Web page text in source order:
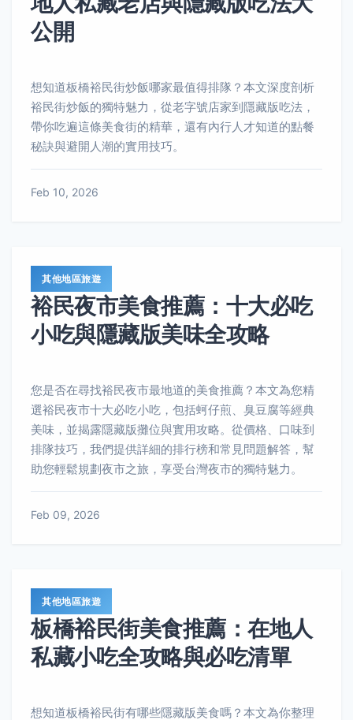
公開
想知道板橋裕民街炒飯哪家最值得排隊？本文深度剖析
裕民街炒飯的獨特魅力，從老字號店家到隱藏版吃法，
帶你吃遍這條美食街的精華，還有內行人才知道的點餐
秘訣與避開人潮的實用技巧。
Feb 10, 2026
其他地區旅遊
裕民夜市美食推薦：十大必吃
小吃與隱藏版美味全攻略
您是否在尋找裕民夜市最地道的美食推薦？本文為您精
選裕民夜市十大必吃小吃，包括蚵仔煎、臭豆腐等經典
美味，並揭露隱藏版攤位與實用攻略。從價格、口味到
排隊技巧，我們提供詳細的排行榜和常見問題解答，幫
助您輕鬆規劃夜市之旅，享受台灣夜市的獨特魅力。
Feb 09, 2026
其他地區旅遊
板橋裕民街美食推薦：在地人
私藏小吃全攻略與必吃清單
想知道板橋裕民街有哪些隱藏版美食嗎？本文為你整理